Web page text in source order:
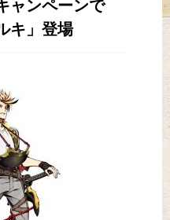
ャンペーンで
キ」登場